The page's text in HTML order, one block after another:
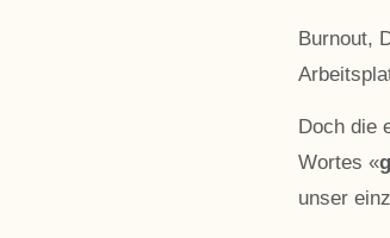
Burnout,
Doch die
Wortes «
unser